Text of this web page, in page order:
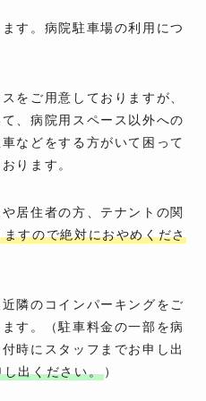
す。病院駐車場の利用につ
をご用意しておりますが、
、病院用スペース以外への
などをする方がいて困って
ります。
居住者の方、テナントの関
すので絶対におやめくださ
隣のコインパーキングをご
す。（駐車料金の一部を病
時にスタッフまでお申し出
出ください。 ）